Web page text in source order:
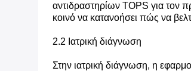
αντιδραστηρίων TOPS για τον
κοινό να κατανοήσει πώς να
2.2 Ιατρική διάγνωση
Στην ιατρική διάγνωση, η